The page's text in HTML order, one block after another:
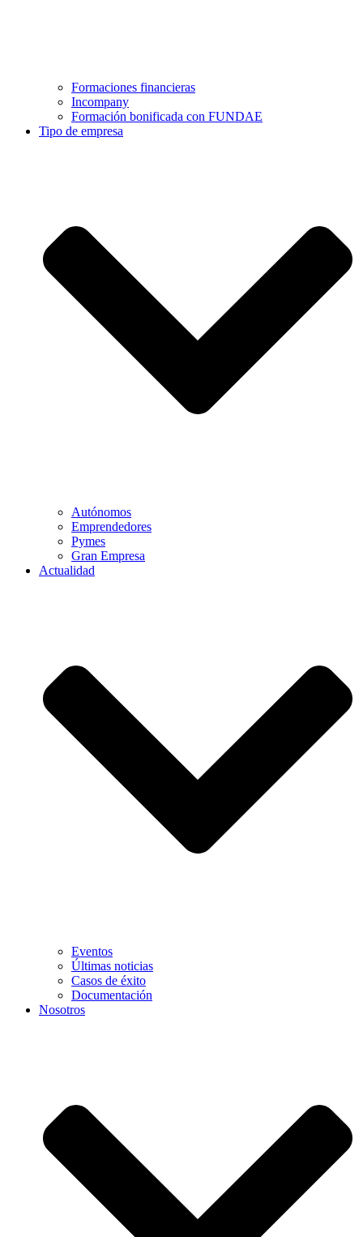
Formaciones financieras
Incompany
Formación bonificada con FUNDAE
Tipo de empresa
Autónomos
Emprendedores
Pymes
Gran Empresa
Actualidad
Eventos
Últimas noticias
Casos de éxito
Documentación
Nosotros